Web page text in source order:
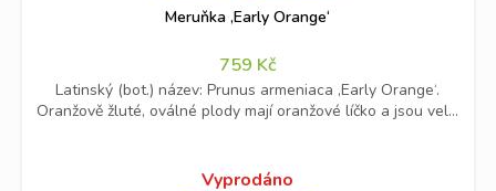
Meruňka ‚Early Orange‘
759 Kč
Latinský (bot.) název: Prunus armeniaca ‚Early Orange‘.
Oranžově žluté, oválné plody mají oranžové líčko a jsou vel...
Vyprodáno